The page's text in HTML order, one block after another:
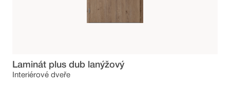
Laminát plus dub lanýžový
Interiérové dveře